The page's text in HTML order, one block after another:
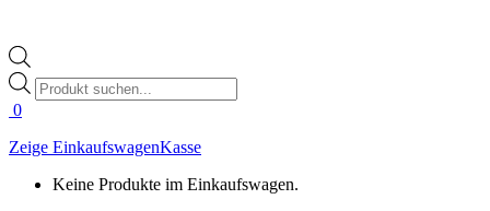
Products
search
0
Zeige EinkaufswagenKasse
Keine Produkte im Einkaufswagen.